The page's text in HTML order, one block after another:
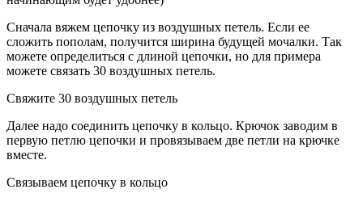
Сначала вяжем цепочку из воздушных петель. Если ее
сложить пополам, получится ширина будущей мочалки. Так
можете определиться с длиной цепочки, но для примера
можете связать 30 воздушных петель.
Свяжите 30 воздушных петель
Далее надо соединить цепочку в кольцо. Крючок заводим в
первую петлю цепочки и провязываем две петли на крючке
вместе.
Связываем цепочку в кольцо